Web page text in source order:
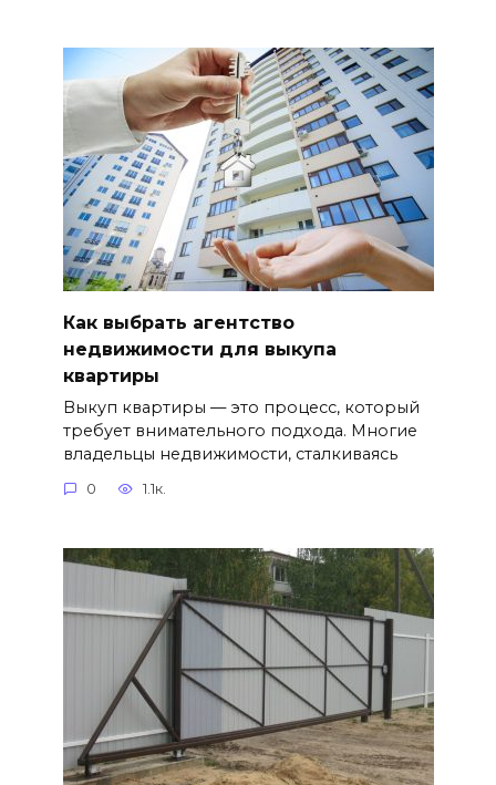
Как выбрать агентство
недвижимости для выкупа
квартиры
Выкуп квартиры — это процесс, который
требует внимательного подхода. Многие
владельцы недвижимости, сталкиваясь
0 1.1к.